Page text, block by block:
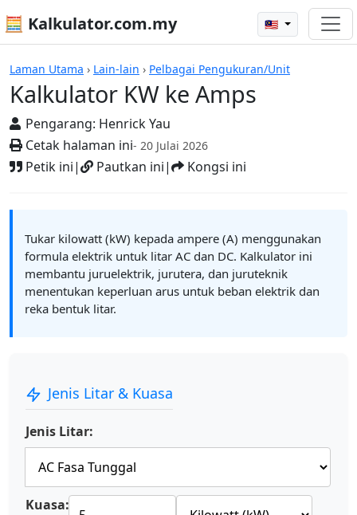
🧮 Kalkulator.com.my 🇲🇾
Laman Utama › Lain-lain › Pelbagai Pengukuran/Unit
Kalkulator KW ke Amps
Pengarang: Henrick Yau
Cetak halaman ini- 20 Julai 2026
Petik ini| Pautkan ini| Kongsi ini
Kalkulator
Tukar kilowatt (kW) kepada ampere (A) menggunakan
formula elektrik untuk litar AC dan DC. Kalkulator ini
membantu juruelektrik, jurutera, dan juruteknik
menentukan keperluan arus untuk beban elektrik dan
reka bentuk litar.
Jenis Litar & Kuasa
Jenis Litar:
Kuasa: